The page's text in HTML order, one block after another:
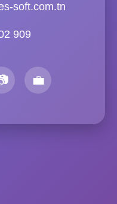
soft.com.tn
909
💼